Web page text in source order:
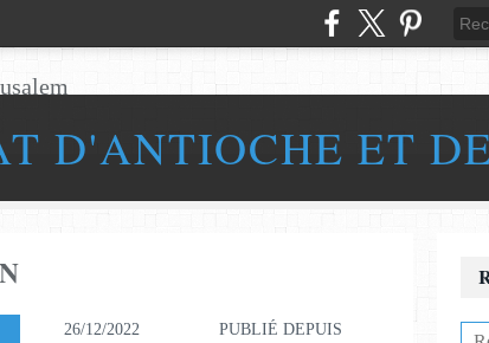
D'ANTIOCHE ET
26/12/2022
PUBLIÉ DEPUIS